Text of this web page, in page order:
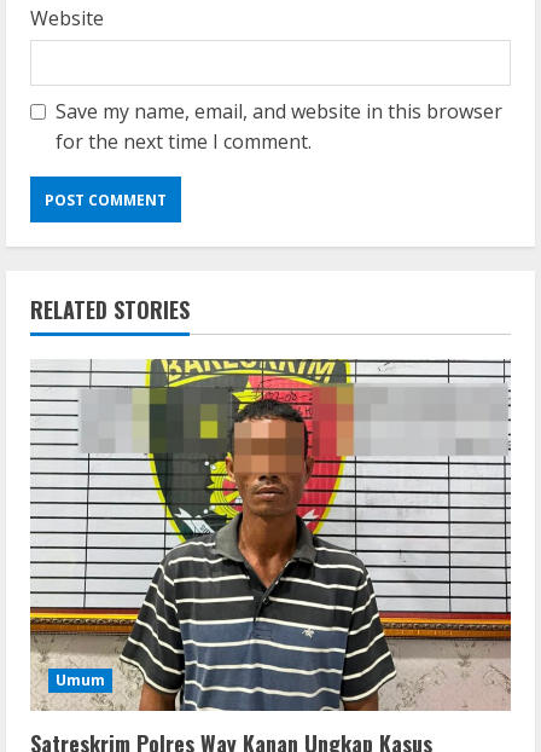
Website
Save my name, email, and website in this browser
for the next time I comment.
RELATED STORIES
Umum
Satreskrim Polres Way Kanan Ungkap Kasus